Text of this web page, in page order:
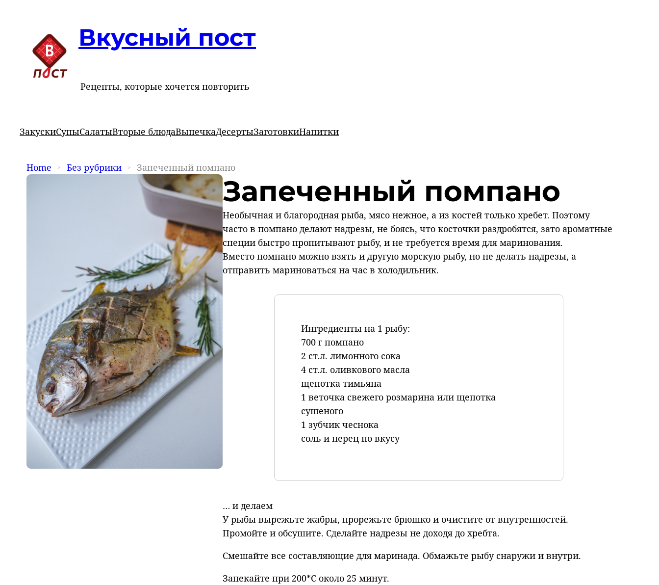
Вкусный пост
Рецепты, которые хочется повторить
ЗакускиСупыСалатыВторые блюдаВыпечкаДесертыЗаготовкиНапитки
Home Без рубрики Запеченный помпано
Запеченный помпано
Необычная и благородная рыба, мясо нежное, а из костей только хребет. Поэтому
часто в помпано делают надрезы, не боясь, что косточки раздробятся, зато ароматные
специи быстро пропитывают рыбу, и не требуется время для маринования.
Вместо помпано можно взять и другую морскую рыбу, но не делать надрезы, а
отправить мариноваться на час в холодильник.
Ингредиенты на 1 рыбу:
700 г помпано
2 ст.л. лимонного сока
4 ст.л. оливкового масла
щепотка тимьяна
1 веточка свежего розмарина или щепотка
сушеного
1 зубчик чеснока
соль и перец по вкусу
… и делаем
У рыбы вырежьте жабры, прорежьте брюшко и очистите от внутренностей.
Промойте и обсушите. Сделайте надрезы не доходя до хребта.
Смешайте все составляющие для маринада. Обмажьте рыбу снаружи и внутри.
Запекайте при 200*С около 25 минут.